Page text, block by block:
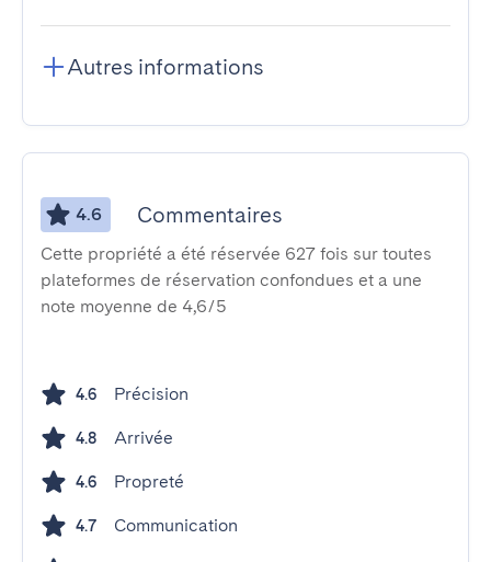
Autres informations
4.6 Commentaires
Cette propriété a été réservée 627 fois sur toutes
plateformes de réservation confondues et a une
note moyenne de 4,6/5
4.6 Précision
4.8 Arrivée
4.6 Propreté
4.7 Communication